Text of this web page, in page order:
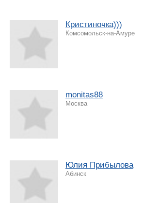
Кристиночка)))
Комсомольск-на-Амуре
monitas88
Москва
Юлия Прибылова
Абинск